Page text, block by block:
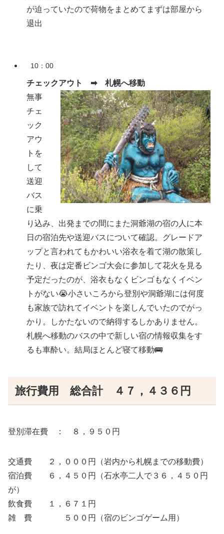
が迫っていたので荷物をまとめてまずは部屋から
退出
10：00
チェックアウト ➡ 札幌へ移動
無事
チェ
ック
アウ
トを
して
送迎
バス
に乗
り込み、出発までの間にまた洞爺湖の宿の人に本
日の宿泊先や送迎バスについて確認。グレードア
ップと言われてもかわいい浴衣を着て湖の散策し
たり、夜は定番ビンゴ大会に参加して花火を見る
予定だったのが、浴衣もなくビンゴもなくイベン
トがない😭小さいころから登別や洞爺湖には何度
も家族で訪れてイベントを楽しんでいたのでがっ
かり。しかたないので納得するしかありません。
札幌へ移動のバスの中で新しい宿の情報収集をす
るも車酔い。結局ほとんど寝て移動🚌
旅行費用 総合計 ４７，４３６円
登別滞在費 ： ８，９５０円
交通費 ２，０００円（岩内から札幌までの移動費）
宿泊費 ６，４５０円（石水亭二人で３６，４５０円
が）
飲食費 １，６７１円
雑 費 ５００円（宿のビンゴゲーム用）